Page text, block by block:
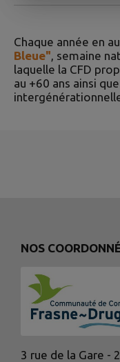
Chaque année en
Bleue", semaine
laquelle la CFD
au +60 ans ainsi
NOS
3 rue de la Gare -